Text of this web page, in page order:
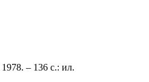
– 136 с.: ил.